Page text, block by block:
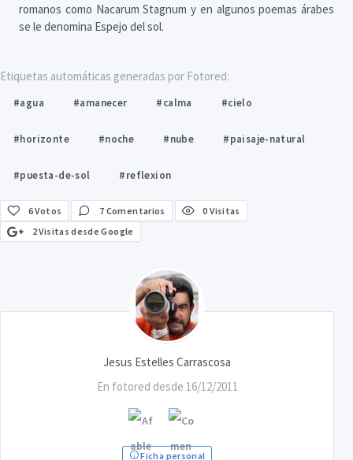
romanos como Nacarum Stagnum y en algunos poemas árabes
se le denomina Espejo del sol.
Etiquetas automáticas generadas por Fotored:
#agua #amanecer #calma #cielo
#horizonte #noche #nube #paisaje-natural
#puesta-de-sol #reflexion
6Votos 7 Comentarios
0 Visitas
2 Visitas desde Google
Jesus Estelles Carrascosa
En fotored desde 16/12/2011
Ficha personal